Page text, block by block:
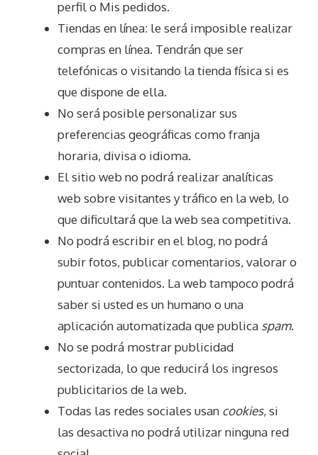
perfil o Mis pedidos.
Tiendas en línea: le será imposible realizar
compras en línea. Tendrán que ser
telefónicas o visitando la tienda física si es
que dispone de ella.
No será posible personalizar sus
preferencias geográficas como franja
horaria, divisa o idioma.
El sitio web no podrá realizar analíticas
web sobre visitantes y tráfico en la web, lo
que dificultará que la web sea competitiva.
No podrá escribir en el blog, no podrá
subir fotos, publicar comentarios, valorar o
puntuar contenidos. La web tampoco podrá
saber si usted es un humano o una
aplicación automatizada que publica spam.
No se podrá mostrar publicidad
sectorizada, lo que reducirá los ingresos
publicitarios de la web.
Todas las redes sociales usan cookies, si
las desactiva no podrá utilizar ninguna red